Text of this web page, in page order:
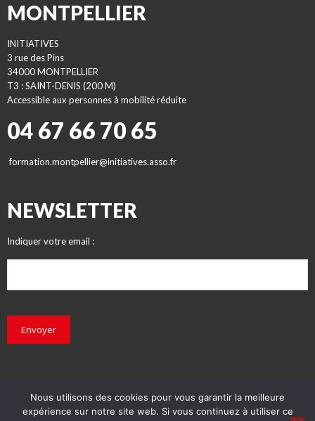
MONTPELLIER
INITIATIVES
3 rue des Pins
34000 MONTPELLIER
T3 : SAINT-DENIS (200 M)
Accessible aux personnes à mobilité réduite
04 67 66 70 65
formation.montpellier@initiatives.asso.fr
NEWSLETTER
Indiquer votre email :
Envoyer
Nous utilisons des cookies pour vous garantir la meilleure
expérience sur notre site web. Si vous continuez à utiliser ce